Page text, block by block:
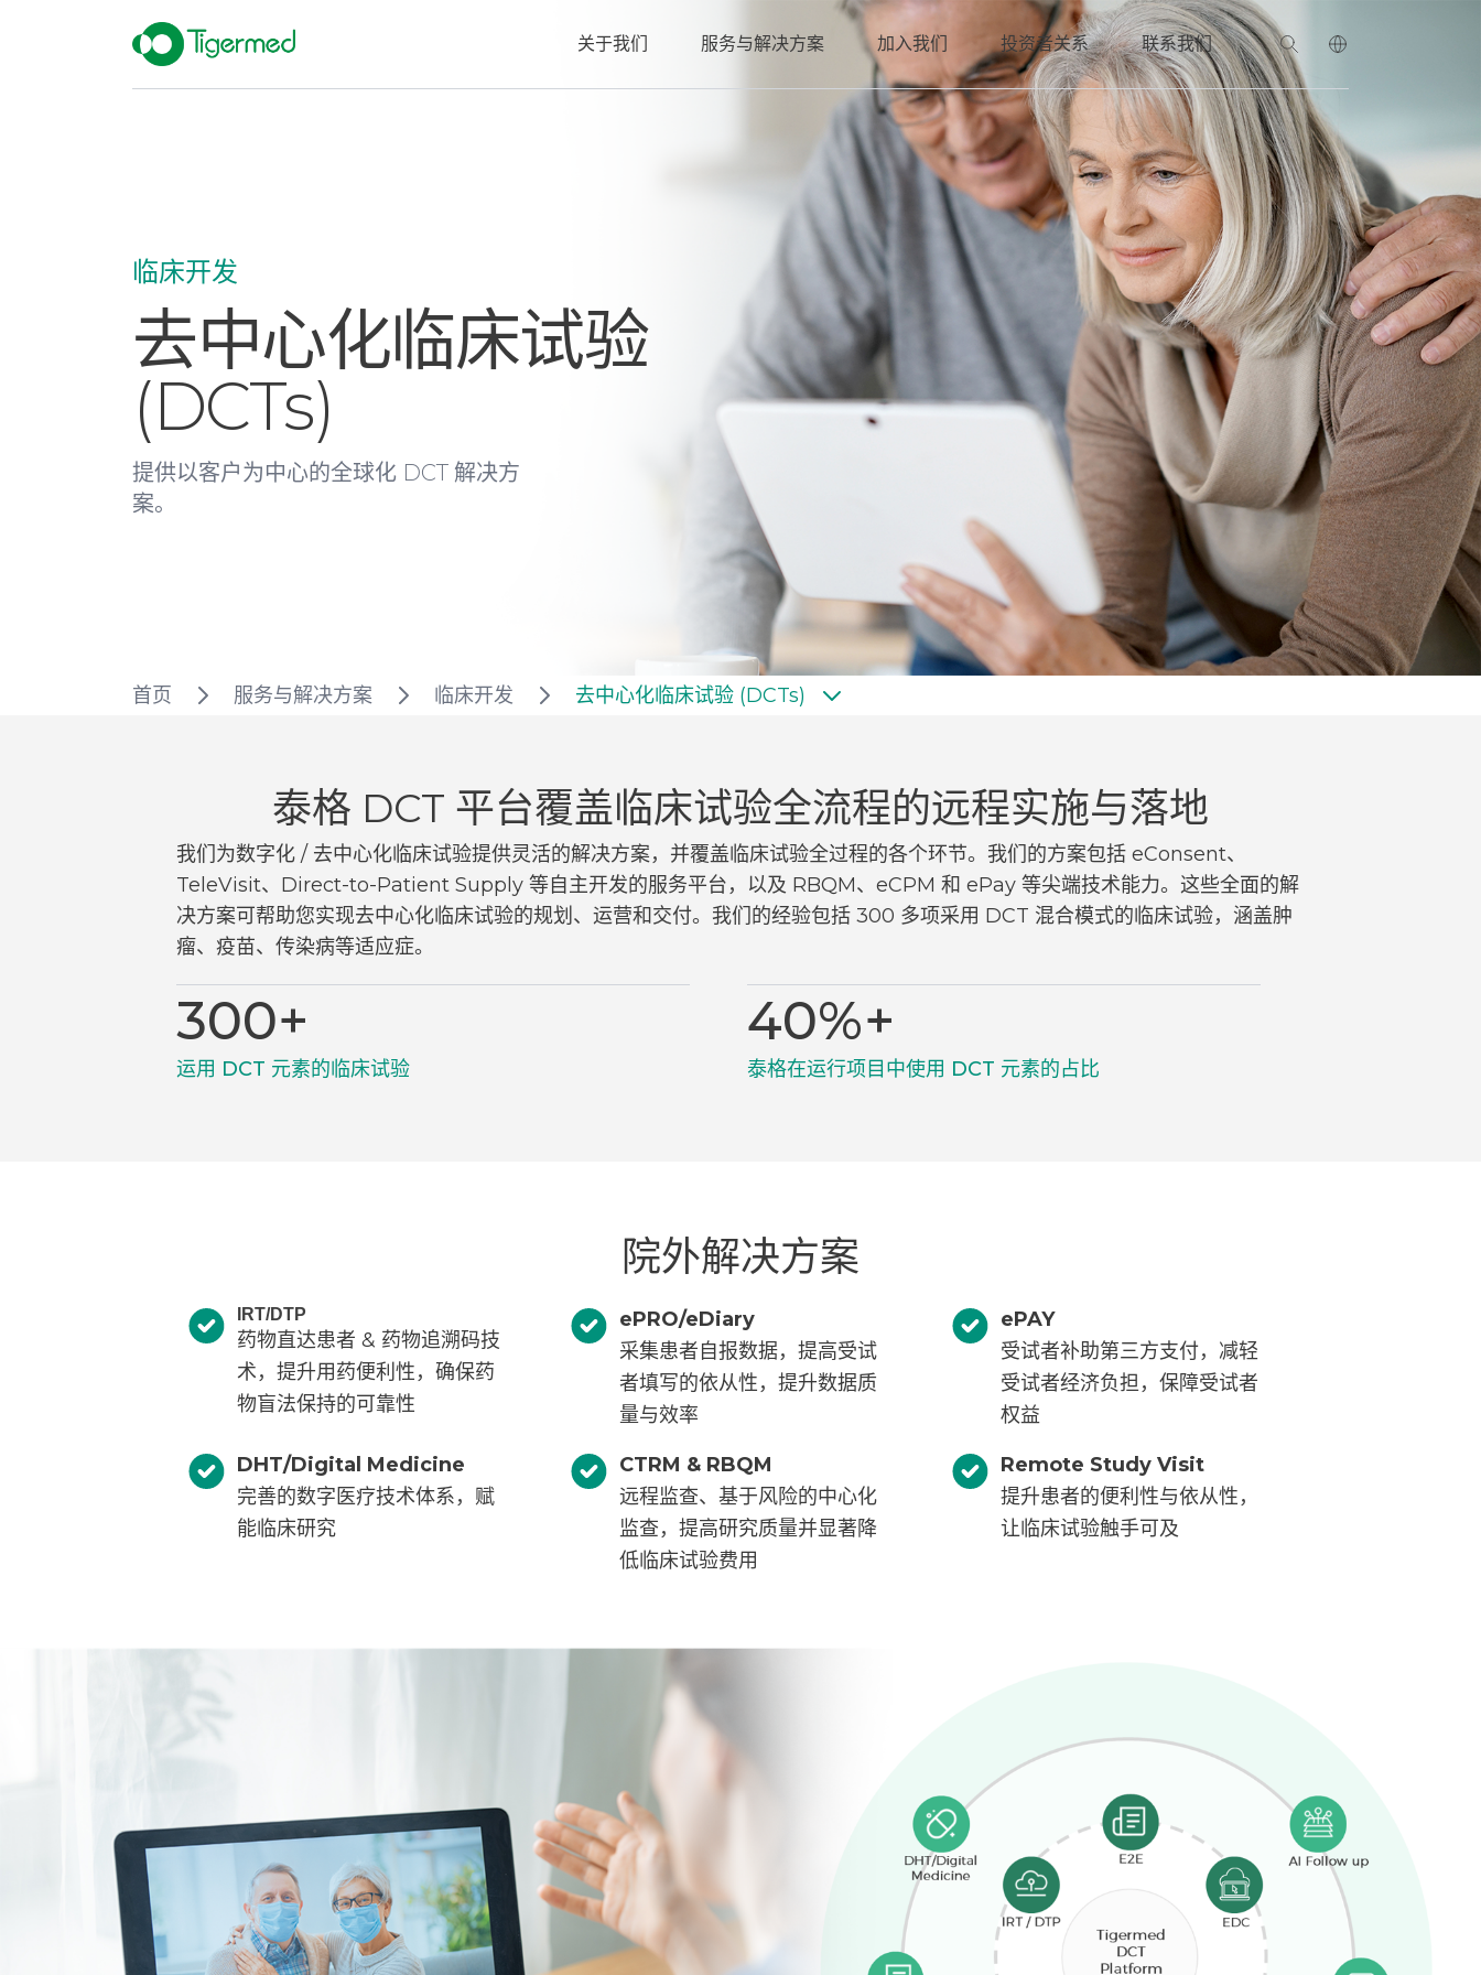
关于我们 服务与解决方案 加入我们 投资者关系 联系我们
临床开发
去中心化临床试验
(DCTs)
提供以客户为中心的全球化 DCT 解决方
案。
首页 服务与解决方案 临床开发 去中心化临床试验 (DCTs)
泰格 DCT 平台覆盖临床试验全流程的远程实施与落地
我们为数字化 / 去中心化临床试验提供灵活的解决方案，并覆盖临床试验全过程的各个环节。我们的方案包括 eConsent、
TeleVisit、Direct-to-Patient Supply 等自主开发的服务平台，以及 RBQM、eCPM 和 ePay 等尖端技术能力。这些全面的解
决方案可帮助您实现去中心化临床试验的规划、运营和交付。我们的经验包括 300 多项采用 DCT 混合模式的临床试验，涵盖肿
瘤、疫苗、传染病等适应症。
300+
运用 DCT 元素的临床试验
40%+
泰格在运行项目中使用 DCT 元素的占比
院外解决方案
IRT/DTP
药物直达患者 & 药物追溯码技
术，提升用药便利性，确保药
物盲法保持的可靠性
ePRO/eDiary
采集患者自报数据，提高受试
者填写的依从性，提升数据质
量与效率
ePAY
受试者补助第三方支付，减轻
受试者经济负担，保障受试者
权益
DHT/Digital Medicine
完善的数字医疗技术体系，赋
能临床研究
CTRM & RBQM
远程监查、基于风险的中心化
监查，提高研究质量并显著降
低临床试验费用
Remote Study Visit
提升患者的便利性与依从性，
让临床试验触手可及